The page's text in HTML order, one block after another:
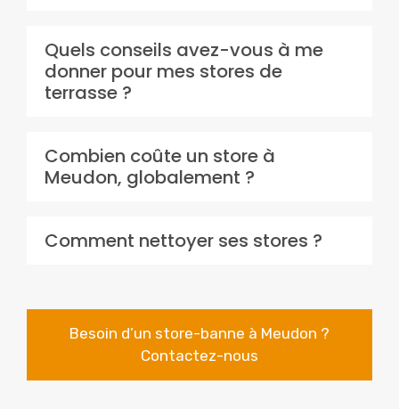
Quels conseils avez-vous à me
donner pour mes stores de
terrasse ?
Combien coûte un store à
Meudon, globalement ?
Comment nettoyer ses stores ?
Besoin d’un store-banne à Meudon ?
Contactez-nous